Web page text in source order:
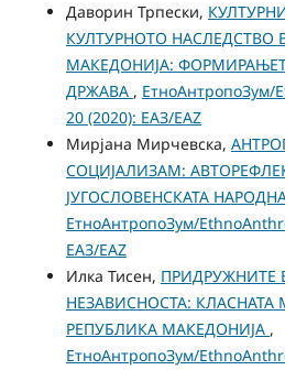
Даворин Трпески,
КУЛТУРНОТО НАСЛЕДСТВО
МАКЕДОНИЈА:
ДРЖАВА , ЕтноАнтропоЗум/
20 (2020): ЕАЗ/EAZ
Мирјана Мирчевска,
СОЦИЈАЛИЗАМ:
ЈУГОСЛОВЕНСКАТА
ЕтноАнтропоЗум/
ЕАЗ/EAZ
Илка Тисен, ПРИДРУЖНИТЕ
НЕЗАВИСНОСТА:
РЕПУБЛИКА МАКЕДОНИЈА ,
ЕтноАнтропоЗум/